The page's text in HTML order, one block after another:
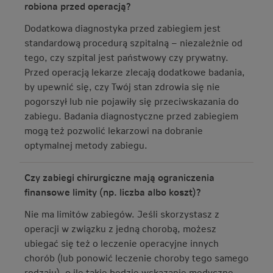
robiona przed operacją?
Dodatkowa diagnostyka przed zabiegiem jest
standardową procedurą szpitalną – niezależnie od
tego, czy szpital jest państwowy czy prywatny.
Przed operacją lekarze zlecają dodatkowe badania,
by upewnić się, czy Twój stan zdrowia się nie
pogorszył lub nie pojawiły się przeciwskazania do
zabiegu. Badania diagnostyczne przed zabiegiem
mogą też pozwolić lekarzowi na dobranie
optymalnej metody zabiegu.
Czy zabiegi chirurgiczne mają ograniczenia
finansowe limity (np. liczba albo koszt)?
Nie ma limitów zabiegów. Jeśli skorzystasz z
operacji w związku z jedną chorobą, możesz
ubiegać się też o leczenie operacyjne innych
chorób (lub ponowić leczenie choroby tego samego